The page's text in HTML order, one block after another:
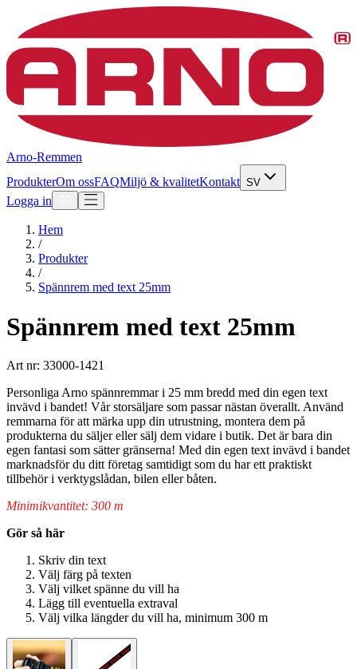
Arno-Remmen
ProdukterOm ossFAQMiljö & kvalitetKontakt SV
Logga in
Hem
/
Produkter
/
Spännrem med text 25mm
Spännrem med text 25mm
Art nr: 33000-1421
Personliga Arno spännremmar i 25 mm bredd med din egen text
invävd i bandet! Vår storsäljare som passar nästan överallt. Använd
remmarna för att märka upp din utrustning, montera dem på
produkterna du säljer eller sälj dem vidare i butik. Det är bara din
egen fantasi som sätter gränserna! Med din egen text invävd i bandet
marknadsför du ditt företag samtidigt som du har ett praktiskt
tillbehör i verktygslådan, bilen eller båten.
Minimikvantitet: 300 m
Gör så här
Skriv din text
Välj färg på texten
Välj vilket spänne du vill ha
Lägg till eventuella extraval
Välj vilka längder du vill ha, minimum 300 m